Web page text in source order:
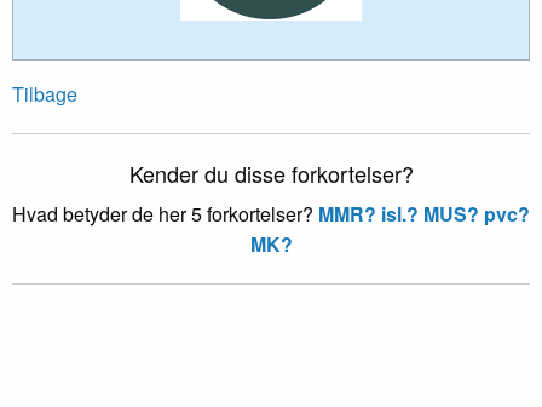
Tilbage
Kender du disse forkortelser?
Hvad betyder de her 5 forkortelser? MMR? isl.? MUS? pvc?
MK?